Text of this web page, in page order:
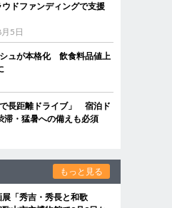
ドファンディングで支援
5日
シュが本格化 飲食料品値上
長距離ドライブ」 宿泊ド
滞・猛暑への備えも必須
もっと見る
「秀吉・秀長と和歌